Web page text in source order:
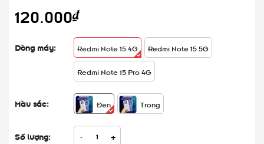
120.000₫
Dòng máy: Redmi Note 15 4G Redmi Note 15 5G
Redmi Note 15 Pro 4G
Màu sắc: Đen Trong
Số lượng: - +